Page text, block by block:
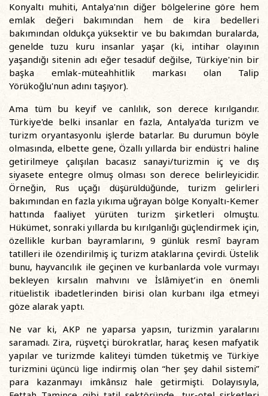
Konyaltı muhiti, Antalya'nın diğer bölgelerine göre hem
emlak değeri bakımından hem de kira bedelleri
bakımından oldukça yüksektir ve bu bakımdan buralarda,
genelde tuzu kuru insanlar yaşar (ki, intihar olayının
yaşandığı sitenin adı eğer tesadüf değilse, Türkiye'nin bir
başka emlak-müteahhitlik markası olan Talip
Yörükoğlu'nun adını taşıyor).
Ama tüm bu keyif ve canlılık, son derece kırılgandır.
Türkiye'de belki insanlar en fazla, Antalya'da turizm ve
turizm oryantasyonlu işlerde batarlar. Bu durumun böyle
olmasında, elbette gene, Özallı yıllarda bir endüstri haline
getirilmeye çalışılan bacasız sanayi/turizmin iç ve dış
siyasete entegre olmuş olması son derece belirleyicidir.
Örneğin, Rus uçağı düşürüldüğünde, turizm gelirleri
bakımından en fazla yıkıma uğrayan bölge Konyaltı-Kemer
hattında faaliyet yürüten turizm şirketleri olmuştu.
Hükümet, sonraki yıllarda bu kırılganlığı güçlendirmek için,
özellikle kurban bayramlarını, 9 günlük resmî bayram
tatilleri ile özendirilmiş iç turizm ataklarına çevirdi. Üstelik
bunu, hayvancılık ile geçinen ve kurbanlarda vole vurmayı
bekleyen kırsalın mahvını ve İslâmiyet’in en önemli
ritüelistik ibadetlerinden birisi olan kurbanı ilga etmeyi
göze alarak yaptı.
Ne var ki, AKP ne yaparsa yapsın, turizmin yaralarını
saramadı. Zira, rüşvetçi bürokratlar, haraç kesen mafyatik
yapılar ve turizmde kaliteyi tümden tüketmiş ve Türkiye
turizmini üçüncü lige indirmiş olan “her şey dahil sistemi”
para kazanmayı imkânsız hale getirmişti. Dolayısıyla,